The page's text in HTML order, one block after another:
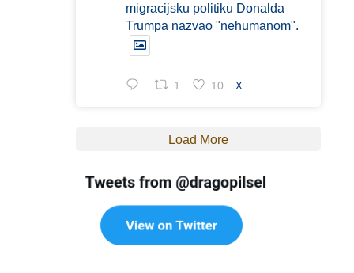
migracijsku politiku Donalda
Trumpa nazvao "nehumanom".
1 10 X
Load More